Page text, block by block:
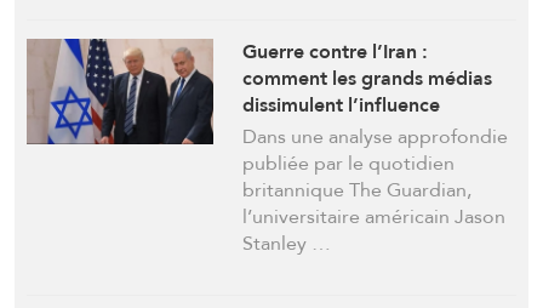
Guerre contre l’Iran :
comment les grands médias
dissimulent l’influence
israélienne sur les décisions
américaines
Dans une analyse approfondie
publiée par le quotidien
britannique The Guardian,
l’universitaire américain Jason
Stanley …